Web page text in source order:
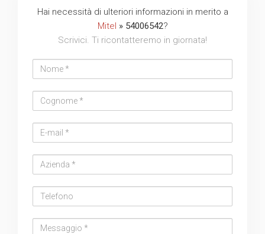
Hai necessità di ulteriori informazioni in merito a
Mitel » 54006542?
Scrivici. Ti ricontatteremo in giornata!
address